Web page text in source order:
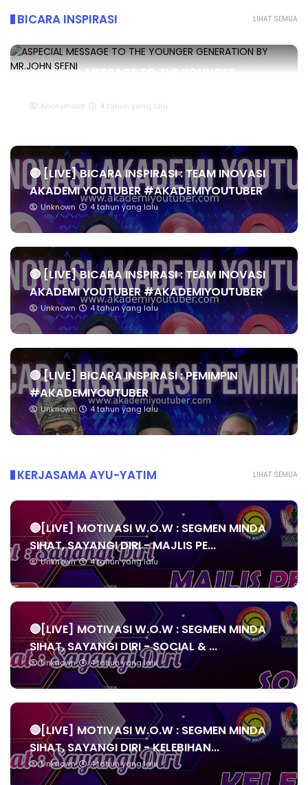
LIHAT SEMUA
BICARA INSPIRASI
ASPECIAL MESSAGE TO THE YOUNGER
Anonymous 4 tahun yang lalu
🔴 [LIVE] BICARA INSPIRASI : TEAM INOVASI
AKADEMI YOUTUBER #AKADEMIYOUTUBER
Unknown 4 tahun yang lalu
🔴 [LIVE] BICARA INSPIRASI : TEAM INOVASI
AKADEMI YOUTUBER #AKADEMIYOUTUBER
Unknown 4 tahun yang lalu
🔴 [LIVE] BICARA INSPIRASI : PEMIMPIN
#AKADEMIYOUTUBER
Unknown 4 tahun yang lalu
LIHAT SEMUA
KERJASAMA AYU-YATIM
🔴[LIVE] MOTIVASI W.O.W : SEGMEN MINDA
SIHAT, SAYANGI DIRI - MAJLIS PE...
Unknown 4 tahun yang lalu
🔴[LIVE] MOTIVASI W.O.W : SEGMEN MINDA
SIHAT, SAYANGI DIRI - SOCIAL & ...
Unknown 4 tahun yang lalu
🔴[LIVE] MOTIVASI W.O.W : SEGMEN MINDA
SIHAT, SAYANGI DIRI - KELEBIHAN...
Unknown 4 tahun yang lalu